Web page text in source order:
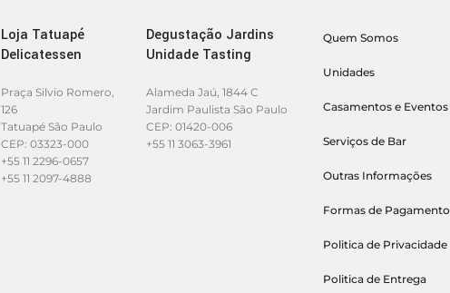
Loja Tatuapé
Delicatessen
Praça Silvio Romero,
126
Tatuapé São Paulo
CEP: 03323-000
+55 11 2296-0657
+55 11 2097-4888
Degustação Jardins
Unidade Tasting
Alameda Jaú, 1844 C
Jardim Paulista São Paulo
CEP: 01420-006
+55 11 3063-3961
Quem Somos
Unidades
Casamentos e Eventos
Serviços de Bar
Outras Informações
Formas de Pagamento
Politica de Privacidade
Politica de Entrega